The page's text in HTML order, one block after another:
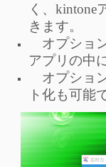
く、kintone
きます。
オプショ
アプリの中
オプショ
ト化も可能